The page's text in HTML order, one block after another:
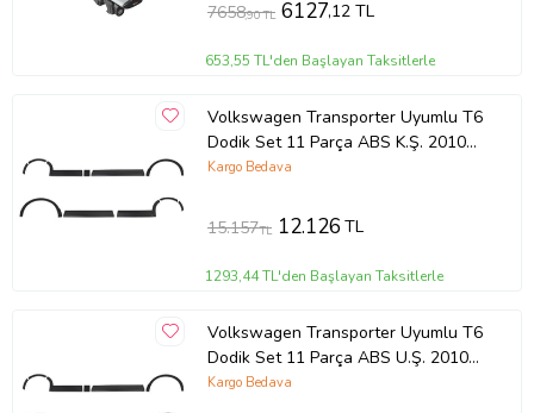
7658,90 TL 6127,12 TL
653,55 TL'den Başlayan Taksitlerle
Volkswagen Transporter Uyumlu T6
Dodik Set 11 Parça ABS K.Ş. 2010
2014 Model Aras
Kargo Bedava
15.157TL 12.126TL
1293,44 TL'den Başlayan Taksitlerle
Volkswagen Transporter Uyumlu T6
Dodik Set 11 Parça ABS U.Ş. 2010
2014 Model Arası
Kargo Bedava